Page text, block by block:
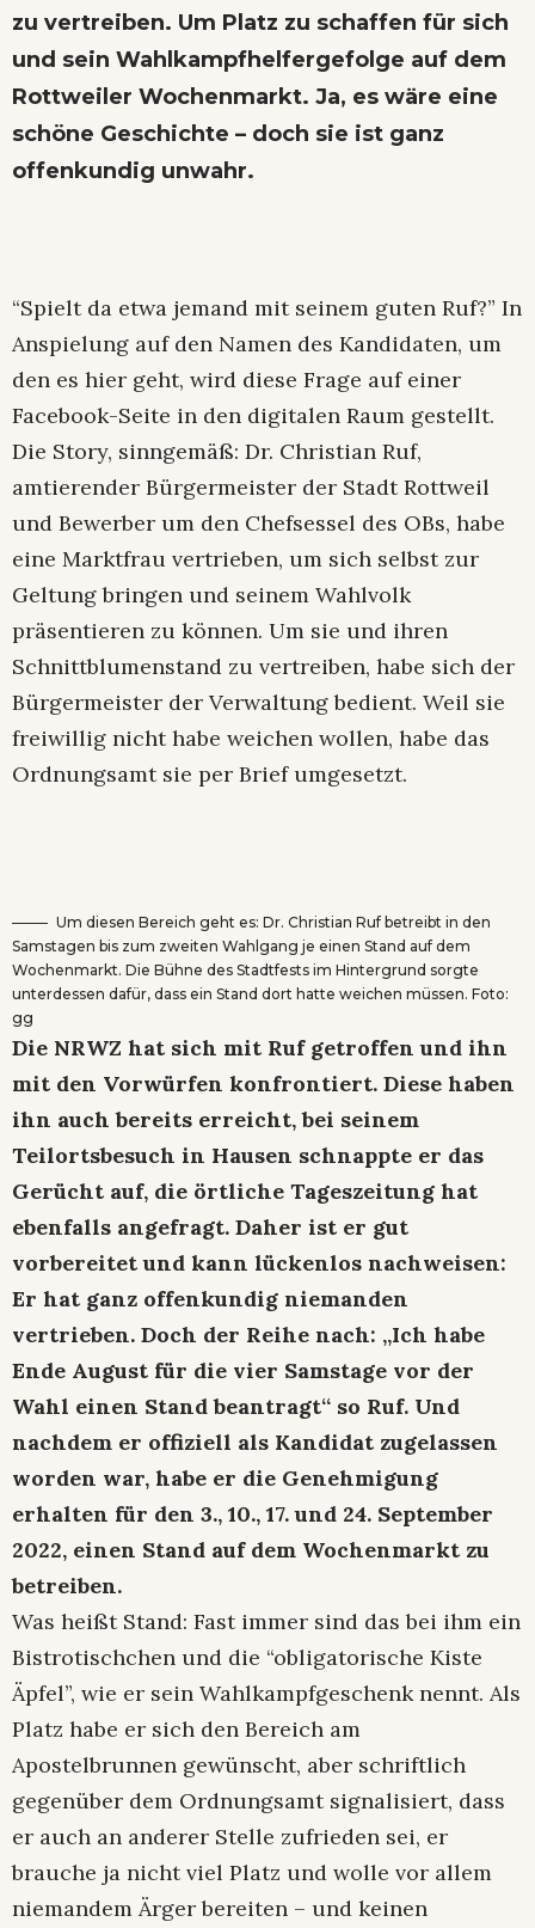
zu vertreiben. Um Platz zu schaffen für sich
und sein Wahlkampfhelfergefolge auf dem
Rottweiler Wochenmarkt. Ja, es wäre eine
schöne Geschichte – doch sie ist ganz
offenkundig unwahr.
“Spielt da etwa jemand mit seinem guten Ruf?” In
Anspielung auf den Namen des Kandidaten, um
den es hier geht, wird diese Frage auf einer
Facebook-Seite in den digitalen Raum gestellt.
Die Story, sinngemäß: Dr. Christian Ruf,
amtierender Bürgermeister der Stadt Rottweil
und Bewerber um den Chefsessel des OBs, habe
eine Marktfrau vertrieben, um sich selbst zur
Geltung bringen und seinem Wahlvolk
präsentieren zu können. Um sie und ihren
Schnittblumenstand zu vertreiben, habe sich der
Bürgermeister der Verwaltung bedient. Weil sie
freiwillig nicht habe weichen wollen, habe das
Ordnungsamt sie per Brief umgesetzt.
Um diesen Bereich geht es: Dr. Christian Ruf betreibt in den
Samstagen bis zum zweiten Wahlgang je einen Stand auf dem
Wochenmarkt. Die Bühne des Stadtfests im Hintergrund sorgte
unterdessen dafür, dass ein Stand dort hatte weichen müssen. Foto:
gg
Die NRWZ hat sich mit Ruf getroffen und ihn
mit den Vorwürfen konfrontiert. Diese haben
ihn auch bereits erreicht, bei seinem
Teilortsbesuch in Hausen schnappte er das
Gerücht auf, die örtliche Tageszeitung hat
ebenfalls angefragt. Daher ist er gut
vorbereitet und kann lückenlos nachweisen:
Er hat ganz offenkundig niemanden
vertrieben. Doch der Reihe nach: „Ich habe
Ende August für die vier Samstage vor der
Wahl einen Stand beantragt“ so Ruf. Und
nachdem er offiziell als Kandidat zugelassen
worden war, habe er die Genehmigung
erhalten für den 3., 10., 17. und 24. September
2022, einen Stand auf dem Wochenmarkt zu
betreiben.
Was heißt Stand: Fast immer sind das bei ihm ein
Bistrotischchen und die “obligatorische Kiste
Äpfel”, wie er sein Wahlkampfgeschenk nennt. Als
Platz habe er sich den Bereich am
Apostelbrunnen gewünscht, aber schriftlich
gegenüber dem Ordnungsamt signalisiert, dass
er auch an anderer Stelle zufrieden sei, er
brauche ja nicht viel Platz und wolle vor allem
niemandem Ärger bereiten – und keinen